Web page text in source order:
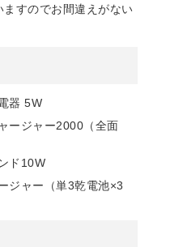
すのでお間違えがない
器 5W
ージャー2000（全面
ド10W
ジャー（単3乾電池×3